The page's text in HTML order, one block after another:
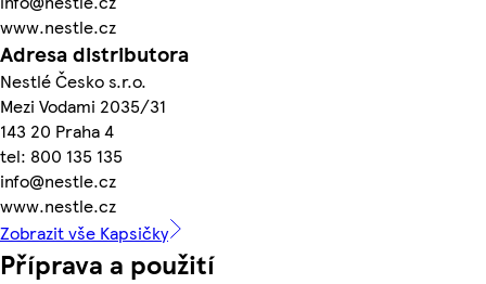
www.nestle.cz
Adresa distributora
Nestlé Česko s.r.o.
Mezi Vodami 2035/31
143 20 Praha 4
tel: 800 135 135
info@nestle.cz
www.nestle.cz
Zobrazit vše Kapsičky
Příprava a použití